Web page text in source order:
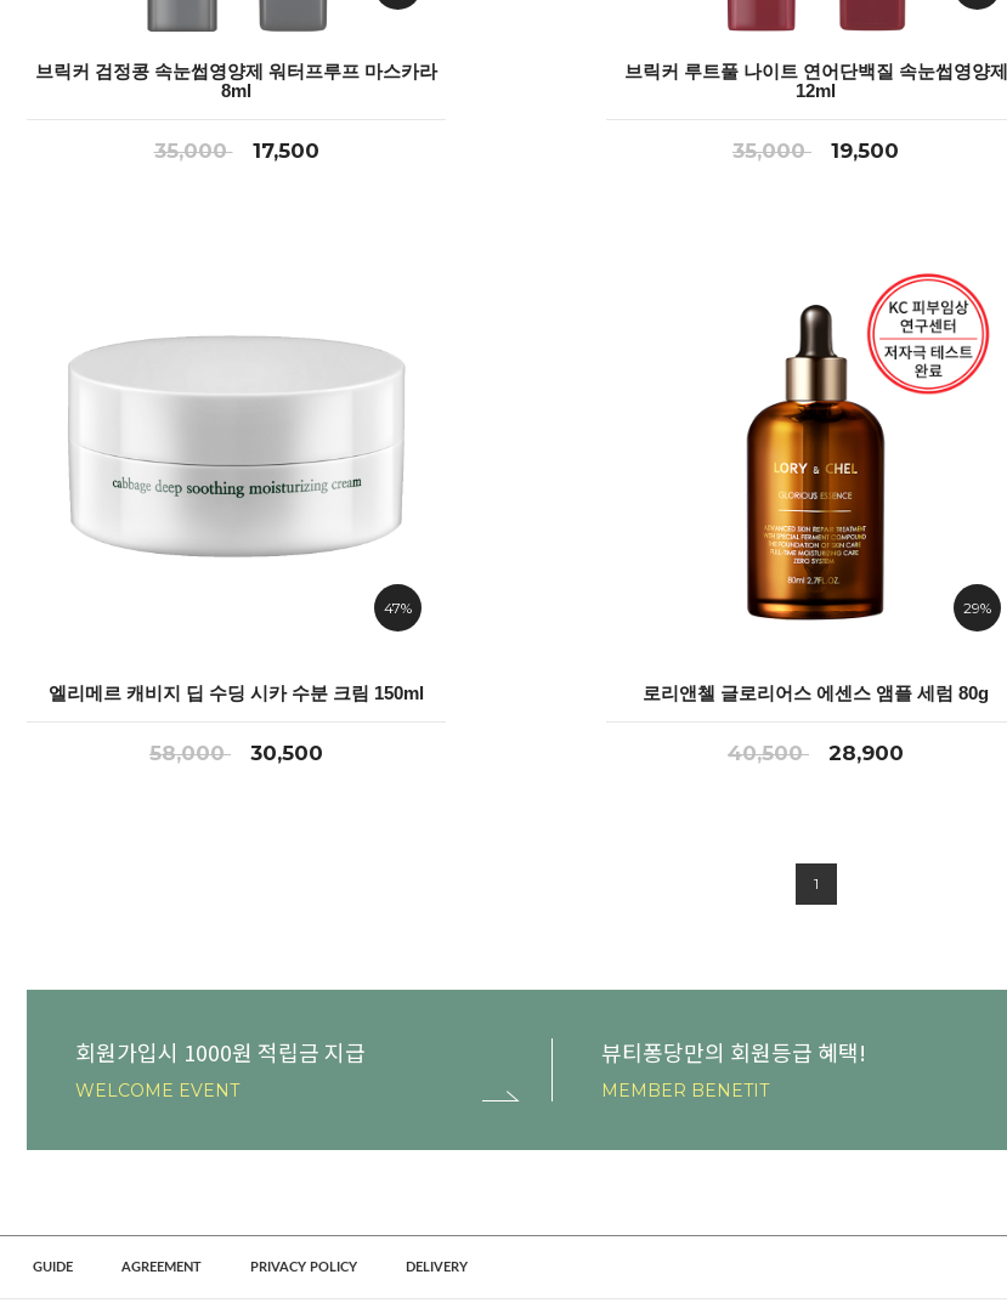
브릭커 검정콩 속눈썹영양제 워터프루프 마스카라
8ml
35,000 17,500
브릭커 루트풀 나이트 연어단백질 속눈썹영양제
12ml
35,000 19,500
47%
엘리메르 캐비지 딥 수딩 시카 수분 크림 150ml
58,000 30,500
29%
로리앤첼 글로리어스 에센스 앰플 세럼 80g
40,500 28,900
1
회원가입시 1000원 적립금 지급
WELCOME EVENT
뷰티퐁당만의 회원등급 혜택!
MEMBER BENETIT
GUIDE AGREEMENT PRIVACY POLICY DELIVERY